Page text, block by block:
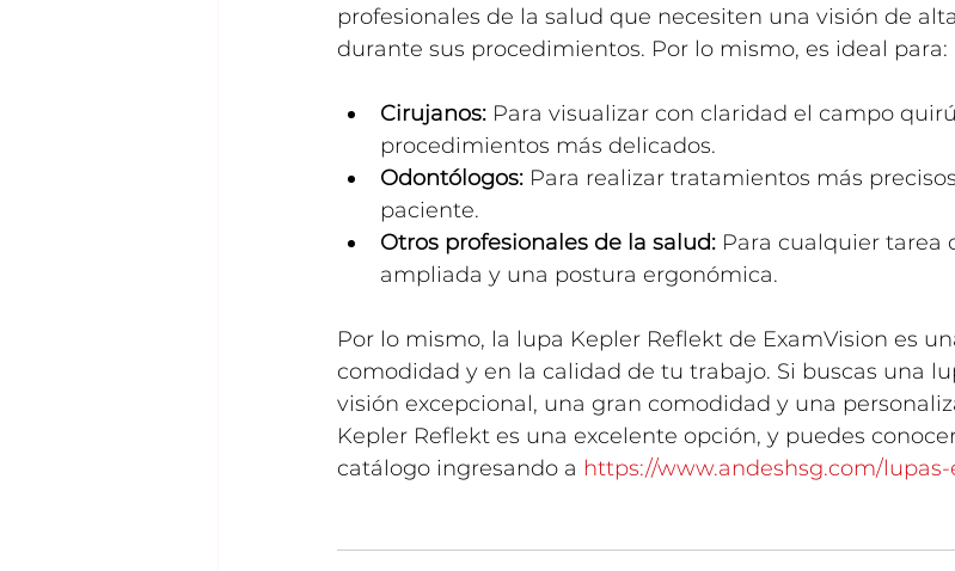
profesionales de la salud que necesiten una visión de
durante sus procedimientos. Por lo mismo, es ideal para:
Cirujanos: Para visualizar con claridad el campo
procedimientos más delicados.
Odontólogos: Para realizar tratamientos más
paciente.
Otros profesionales de la salud: Para cualquier tarea
ampliada y una postura ergonómica.
Por lo mismo, la lupa Kepler Reflekt de ExamVision es
comodidad y en la calidad de tu trabajo. Si buscas una
visión excepcional, una gran comodidad y una
Kepler Reflekt es una excelente opción, y puedes
catálogo ingresando a https://www.andeshsg.com/